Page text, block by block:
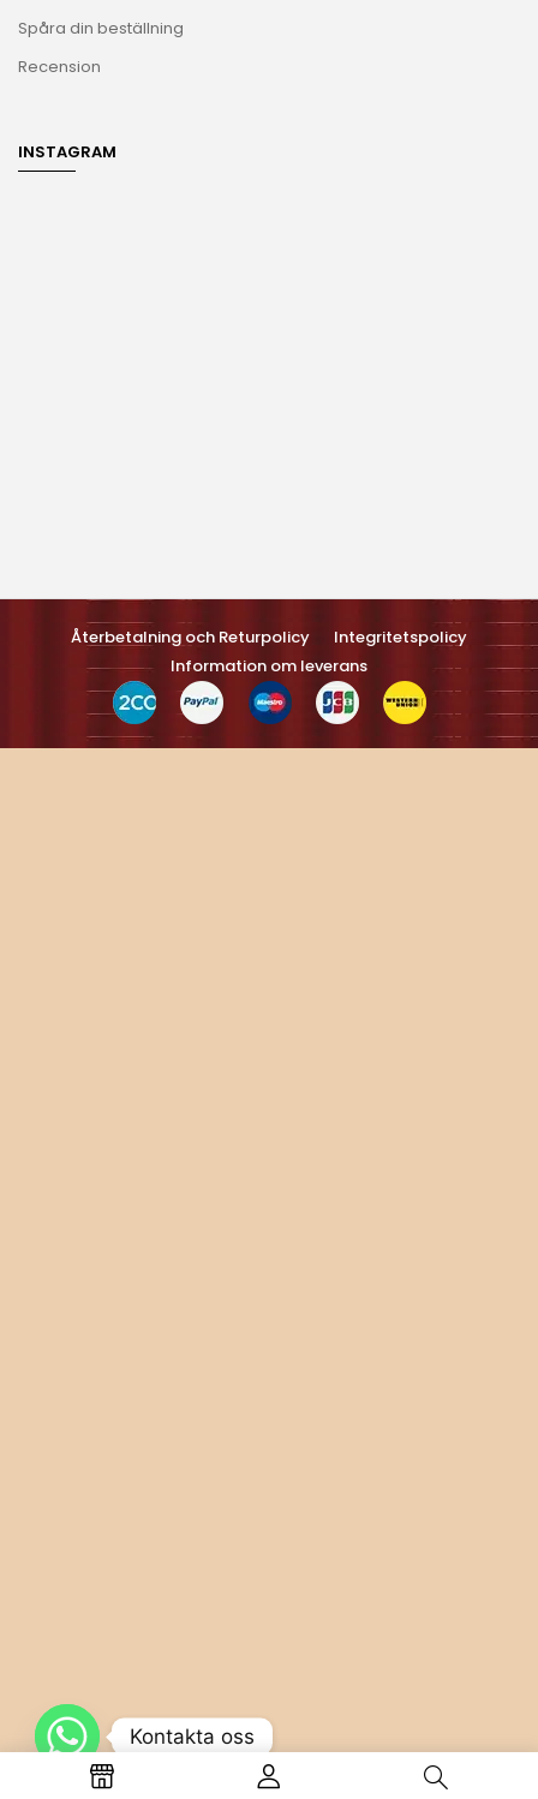
Spåra din beställning
Recension
INSTAGRAM
Återbetalning och Returpolicy
Integritetspolicy
Information om leverans
Turns on site high speed to be attractive feller people and search
engines.
Kontakta oss